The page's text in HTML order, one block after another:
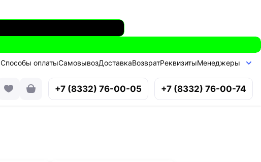
Способы оплатыСамовывозДоставкаВозвратРеквизитыМенеджеры
+7 (8332) 76-00-05 +7 (8332) 76-00-74